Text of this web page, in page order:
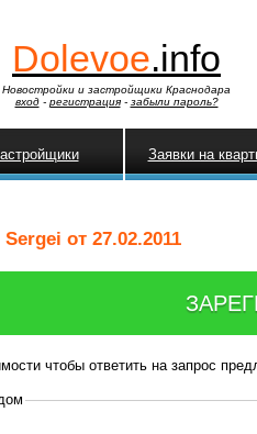
Dolevoe.info
Новостройки и застройщики Краснодара
вход- регистрация- забыли пароль?
Заявки на
от 27.02.2011
чтобы ответить на запрос